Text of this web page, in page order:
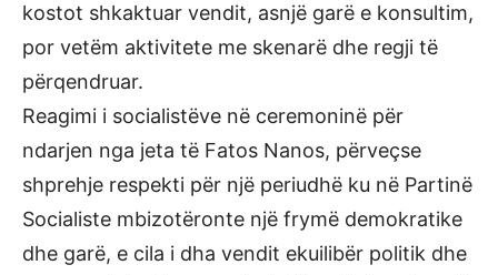
kostot shkaktuar vendit, asnjë garë e konsultim,
por vetëm aktivitete me skenarë dhe regji të
përqendruar.
Reagimi i socialistëve në ceremoninë për
ndarjen nga jeta të Fatos Nanos, përveçse
shprehje respekti për një periudhë ku në Partinë
Socialiste mbizotëronte një frymë demokratike
dhe garë, e cila i dha vendit ekuilibër politik dhe